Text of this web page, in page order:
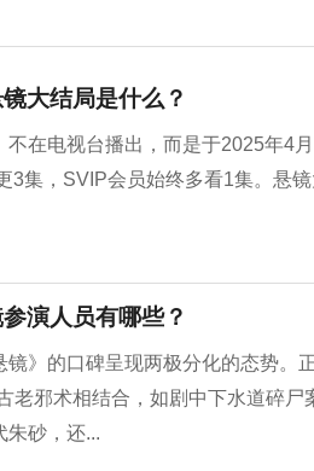
大结局是什么？
不在电视台播出，而是于2025年4
3集，SVIP会员始终多看1集。悬
演人员有哪些？
》的口碑呈现两极分化的态势。
老邪术相结合，如剧中下水道碎尸
朱砂，还...